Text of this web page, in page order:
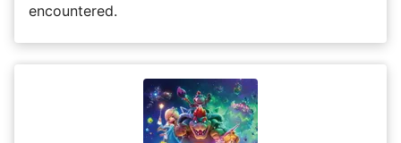
encountered.